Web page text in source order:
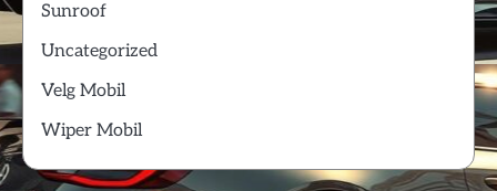
Sunroof
Uncategorized
Velg Mobil
Wiper Mobil